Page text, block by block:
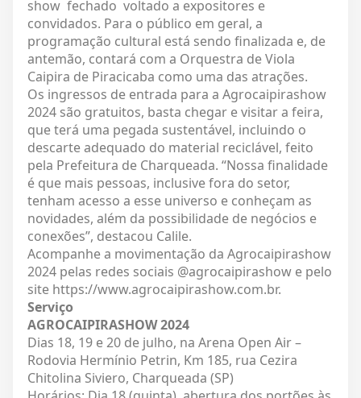
show fechado voltado a expositores e
convidados. Para o público em geral, a
programação cultural está sendo finalizada e, de
antemão, contará com a Orquestra de Viola
Caipira de Piracicaba como uma das atrações.
Os ingressos de entrada para a Agrocaipirashow
2024 são gratuitos, basta chegar e visitar a feira,
que terá uma pegada sustentável, incluindo o
descarte adequado do material reciclável, feito
pela Prefeitura de Charqueada. “Nossa finalidade
é que mais pessoas, inclusive fora do setor,
tenham acesso a esse universo e conheçam as
novidades, além da possibilidade de negócios e
conexões”, destacou Calile.
Acompanhe a movimentação da Agrocaipirashow
2024 pelas redes sociais @agrocaipirashow e pelo
site https://www.agrocaipirashow.com.br.
Serviço
AGROCAIPIRASHOW 2024
Dias 18, 19 e 20 de julho, na Arena Open Air –
Rodovia Hermínio Petrin, Km 185, rua Cezira
Chitolina Siviero, Charqueada (SP)